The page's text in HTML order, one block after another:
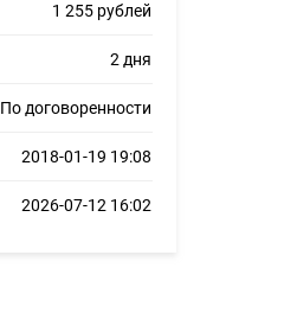
1 255 рублей
2 дня
По договоренности
2018-01-19 19:08
2026-07-12 16:02